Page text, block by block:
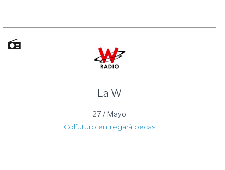
La W
27 / Mayo
Colfuturo entregará becas